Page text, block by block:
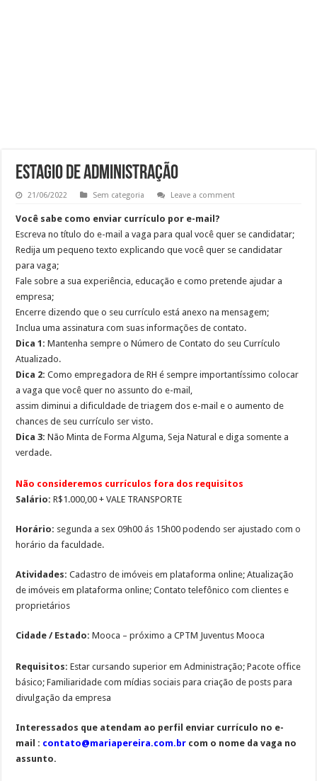
Estagio de Administração
21/06/2022 Sem categoria Leave a comment
Você sabe como enviar currículo por e-mail?
Escreva no título do e-mail a vaga para qual você quer se candidatar;
Redija um pequeno texto explicando que você quer se candidatar
para vaga;
Fale sobre a sua experiência, educação e como pretende ajudar a
empresa;
Encerre dizendo que o seu currículo está anexo na mensagem;
Inclua uma assinatura com suas informações de contato.
Dica 1: Mantenha sempre o Número de Contato do seu Currículo
Atualizado.
Dica 2: Como empregadora de RH é sempre importantíssimo colocar
a vaga que você quer no assunto do e-mail,
assim diminui a dificuldade de triagem dos e-mail e o aumento de
chances de seu currículo ser visto.
Dica 3: Não Minta de Forma Alguma, Seja Natural e diga somente a
verdade.
Não consideremos currículos fora dos requisitos
Salário:R$1.000,00 + VALE TRANSPORTE
Horário: segunda a sex 09h00 ás 15h00 podendo ser ajustado com o
horário da faculdade.
Atividades:Cadastro de imóveis em plataforma online; Atualização
de imóveis em plataforma online; Contato telefônico com clientes e
proprietários
Cidade / Estado: Mooca – próximo a CPTM Juventus Mooca
Requisitos:Estar cursando superior em Administração; Pacote office
básico; Familiaridade com mídias sociais para criação de posts para
divulgação da empresa
Interessados que atendam ao perfil enviar currículo no e-
mail : contato@mariapereira.com.br com o nome da vaga no
assunto.